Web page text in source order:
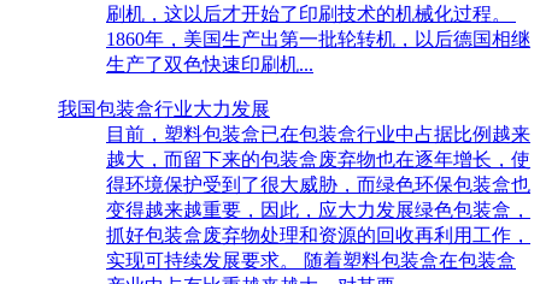
刷机，这以后才开始了印刷技术的机械化过程。
1860年，美国生产出第一批轮转机，以后德国相继
生产了双色快速印刷机...
我国包装盒行业大力发展
目前，塑料包装盒已在包装盒行业中占据比例越来
越大，而留下来的包装盒废弃物也在逐年增长，使
得环境保护受到了很大威胁，而绿色环保包装盒也
变得越来越重要，因此，应大力发展绿色包装盒，
抓好包装盒废弃物处理和资源的回收再利用工作，
实现可持续发展要求。 随着塑料包装盒在包装盒